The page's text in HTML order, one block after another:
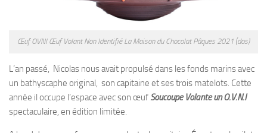
Œuf OVNI Œuf Volant Non Identifié La Maison du Chocolat Pâques 2021 (dos)
L’an passé, Nicolas nous avait propulsé dans les fonds marins avec
un bathyscaphe original, son capitaine et ses trois matelots. Cette
année il occupe l’espace avec son œuf Soucoupe Volante un O.V.N.I
spectaculaire, en édition limitée.